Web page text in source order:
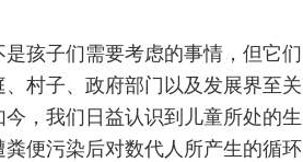
是孩子们需要考虑的事情，但它们
、村子、政府部门以及发展界至关
，我们日益认识到儿童所处的生
粪便污染后对数代人所产生的循环